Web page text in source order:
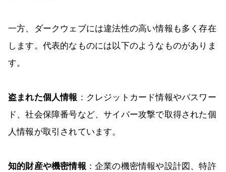
一方、ダークウェブには違法性の高い情報も多く存在
します。代表的なものには以下のようなものがありま
す。
盗まれた個人情報 ：クレジットカード情報やパスワー
ド、社会保障番号など、サイバー攻撃で取得された個
人情報が取引されています。
知的財産や機密情報 ：企業の機密情報や設計図、特許